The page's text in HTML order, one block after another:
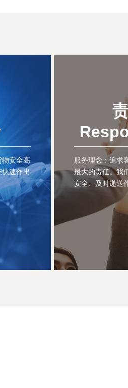
安全高
快速作出
服务理念：追求
最大的责任。我
安全、及时递送